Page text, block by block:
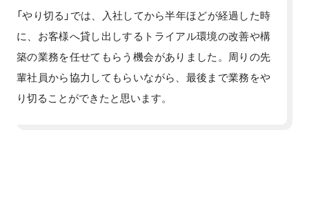
「やり切る」では、入社してから半年ほどが経過した時
に、お客様へ貸し出しするトライアル環境の改善や構
築の業務を任せてもらう機会がありました。周りの先
輩社員から協力してもらいながら、最後まで業務をや
り切ることができたと思います。